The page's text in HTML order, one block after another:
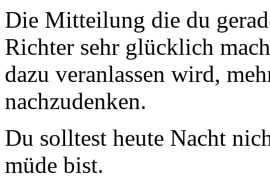
Die Mitteilung die du
Richter sehr glücklich
dazu veranlassen wird,
nachzudenken.
Du solltest heute Nacht
müde bist.